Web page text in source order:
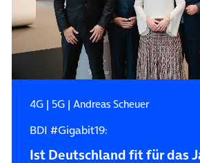
4G| 5G| Andreas Scheuer
BDI #Gigabit19:
Ist Deutschland fit für das